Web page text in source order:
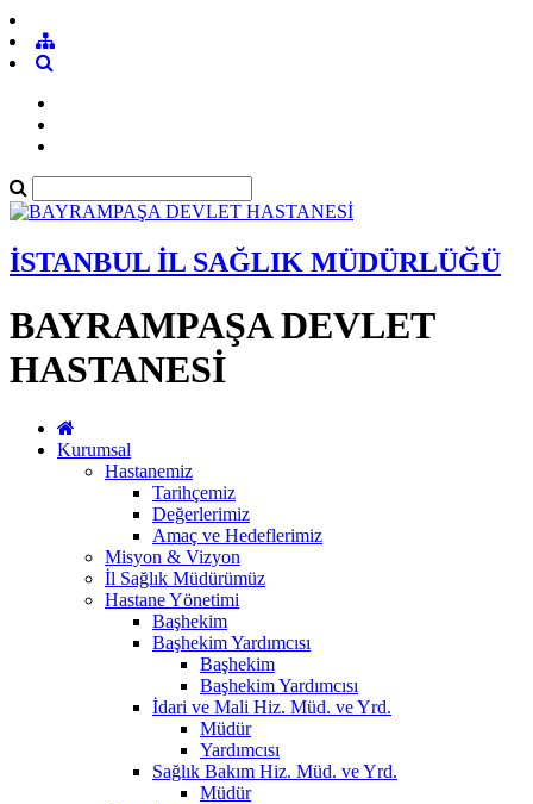
İSTANBUL İL SAĞLIK MÜDÜRLÜĞÜ
BAYRAMPAŞA DEVLET
HASTANESİ
Kurumsal
Hastanemiz
Tarihçemiz
Değerlerimiz
Amaç ve Hedeflerimiz
Misyon & Vizyon
İl Sağlık Müdürümüz
Hastane Yönetimi
Başhekim
Başhekim Yardımcısı
Başhekim
Başhekim Yardımcısı
İdari ve Mali Hiz. Müd. ve Yrd.
Müdür
Yardımcısı
Sağlık Bakım Hiz. Müd. ve Yrd.
Müdür